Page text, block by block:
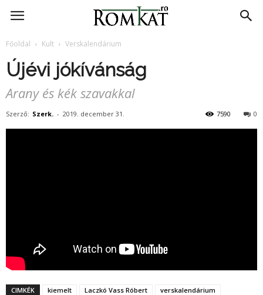
RomKat.ro
Főoldal Kult Verskalendárium
Újévi jókívánság
Arany és kék szavakkal
Szerző: Szerk. - 2019. december 31. 0
7590
CIMKÉK kiemelt Laczkó Vass Róbert verskalendárium